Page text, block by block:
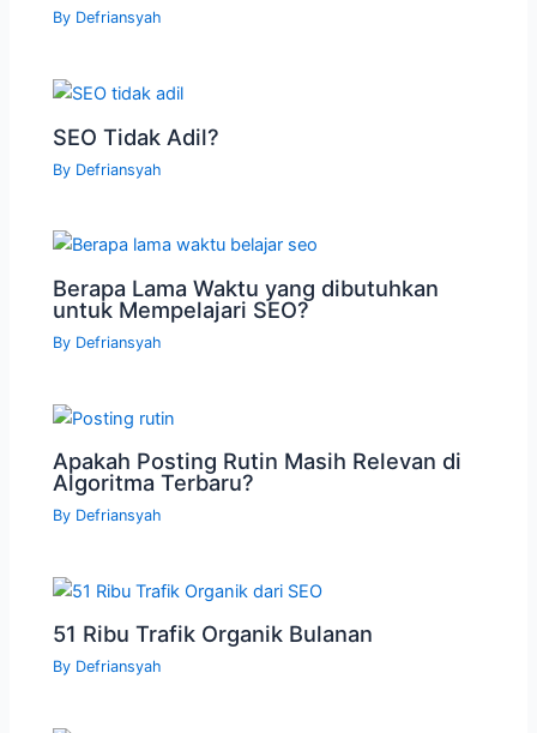
By Defriansyah
SEO Tidak Adil?
By Defriansyah
Berapa Lama Waktu yang dibutuhkan
untuk Mempelajari SEO?
By Defriansyah
Apakah Posting Rutin Masih Relevan di
Algoritma Terbaru?
By Defriansyah
51 Ribu Trafik Organik Bulanan
By Defriansyah